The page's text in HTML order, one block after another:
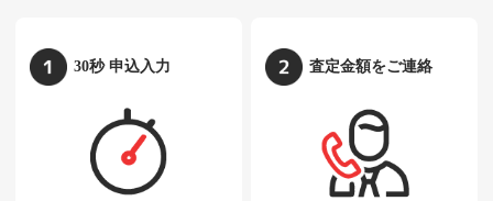
30秒 申込入力 査定金額をご連絡